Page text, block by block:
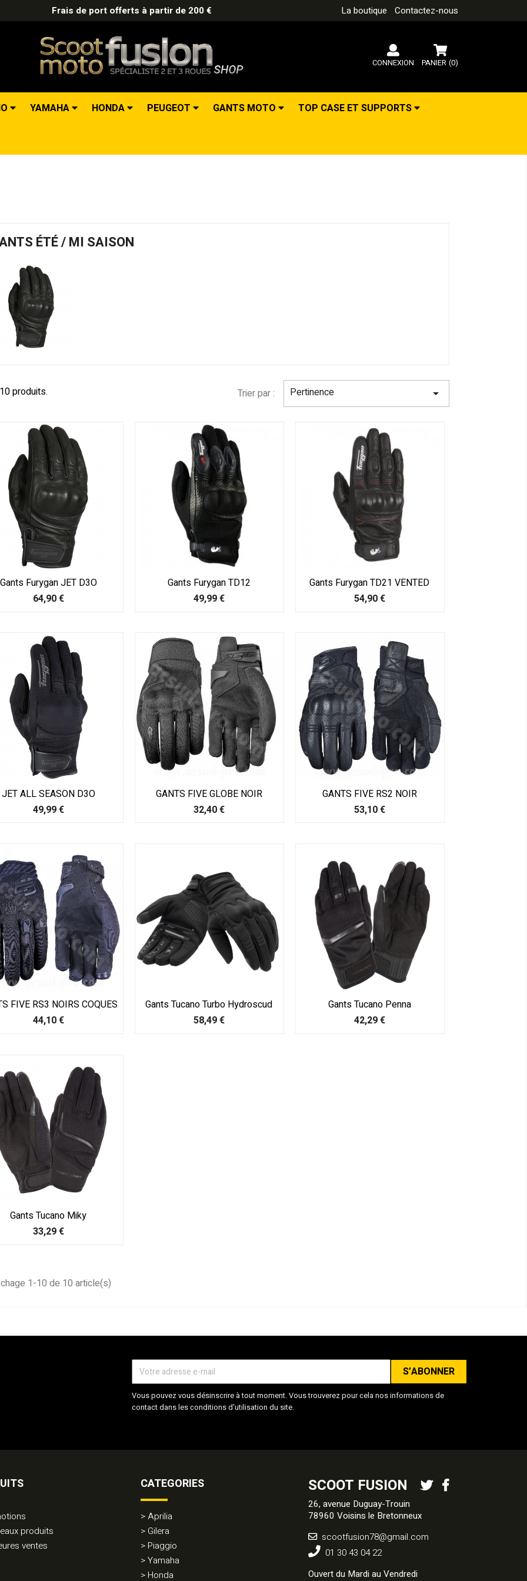
Frais de port offerts à partir de 200 € La boutique Contactez-nous
PANIER (0)
CONNEXION
YAMAHA HONDA PEUGEOT GANTS MOTO TOP CASE ET SUPPORTS
ÉTÉ / MI SAISON
produits. Trier par : Pertinence 
Gants Furygan JET D3O
Prix
64,90 €
Gants Furygan TD12
Prix
49,99 €
Gants Furygan TD21 VENTED
Prix
54,90 €
JET ALL SEASON D3O
Prix
49,99 €
GANTS FIVE GLOBE NOIR
Prix
32,40 €
GANTS FIVE RS2 NOIR
Prix
53,10 €
FIVE RS3 NOIRS COQUES
Prix
44,10 €
Gants Tucano Turbo Hydroscud
Prix
58,49 €
Gants Tucano Penna
Prix
42,29 €
Gants Tucano Miky
Prix
33,29 €
1-10 de 10 article(s)
Vous pouvez vous désinscrire à tout moment. Vous trouverez pour cela nos informations de
contact dans les conditions d'utilisation du site.
produits
ventes
CATEGORIES
Aprilia
Gilera
Piaggio
Yamaha
Honda
SCOOT FUSION
26, avenue Duguay-Trouin
78960 Voisins le Bretonneux
scootfusion78@gmail.com
01 30 43 04 22
Ouvert du Mardi au Vendredi